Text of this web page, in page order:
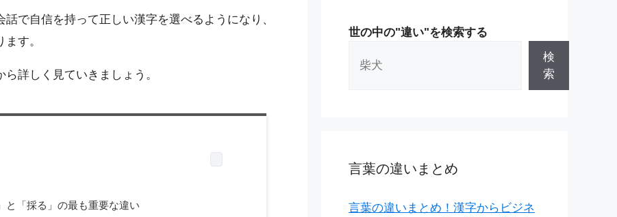
で自信を持って正しい漢字を選べるようになり、
す。
詳しく見ていきましょう。
と「採る」の最も重要な違い
世の中の"違い"を検索する
検
索
言葉の違いまとめ
言葉の違いまとめ！漢字からビジネ